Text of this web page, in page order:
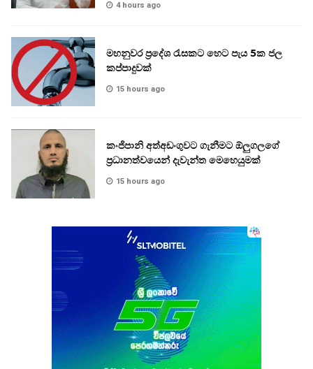
4 hours ago
මහනුවර ප්‍රදේශ රැසකට හෙට පැය 5ක ජල
කප්පාදුවක්
15 hours ago
කංජිපානි අත්අඩංගුවට ගැනීමට ඕලුගලගේ
ප්‍රධානත්වයෙන් දැවැන්ත මෙහෙයුමක්
15 hours ago